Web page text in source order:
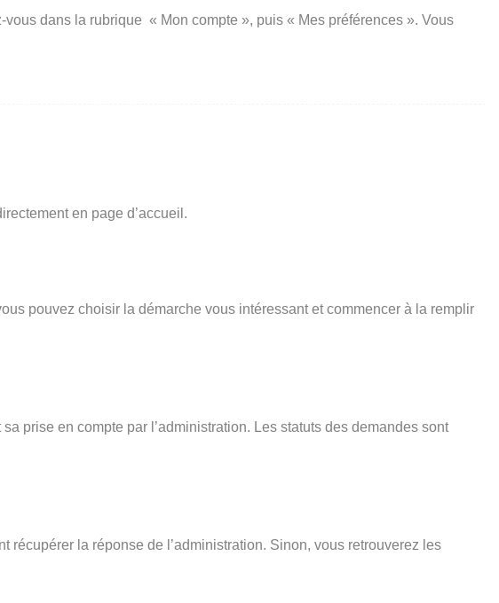
dans la rubrique « Mon compte », puis « Mes préférences ». Vous
en page d’accueil.
pouvez choisir la démarche vous intéressant et commencer à la remplir
prise en compte par l’administration. Les statuts des demandes sont
la réponse de l’administration. Sinon, vous retrouverez les